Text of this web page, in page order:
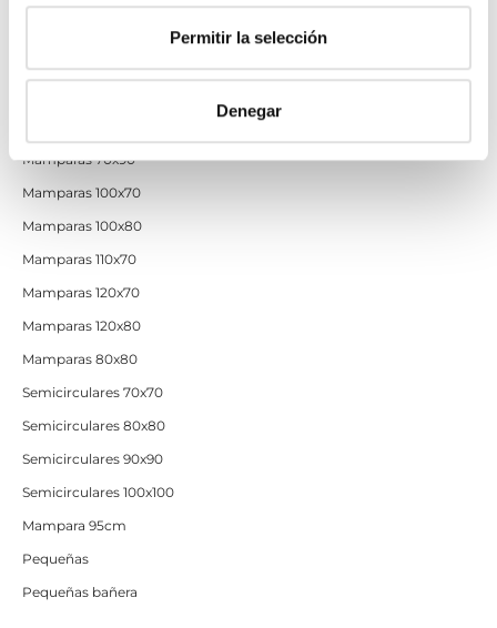
Permitir la selección
Denegar
Mamparas 70x90
Mamparas 100x70
Mamparas 100x80
Mamparas 110x70
Mamparas 120x70
Mamparas 120x80
Mamparas 80x80
Semicirculares 70x70
Semicirculares 80x80
Semicirculares 90x90
Semicirculares 100x100
Mampara 95cm
Pequeñas
Pequeñas bañera